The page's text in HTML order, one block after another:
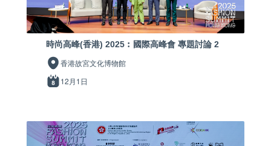
時尚高峰(香港) 2025︰國際高峰會 專題討論 2
香港故宮文化博物館
12月1日